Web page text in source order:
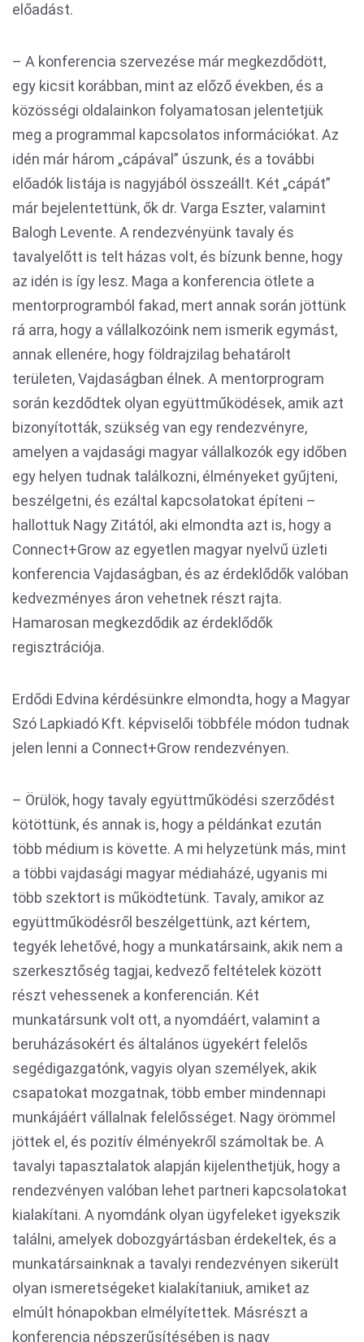
előadást.
– A konferencia szervezése már megkezdődött,
egy kicsit korábban, mint az előző években, és a
közösségi oldalainkon folyamatosan jelentetjük
meg a programmal kapcsolatos információkat. Az
idén már három „cápával” úszunk, és a további
előadók listája is nagyjából összeállt. Két „cápát”
már bejelentettünk, ők dr. Varga Eszter, valamint
Balogh Levente. A rendezvényünk tavaly és
tavalyelőtt is telt házas volt, és bízunk benne, hogy
az idén is így lesz. Maga a konferencia ötlete a
mentorprogramból fakad, mert annak során jöttünk
rá arra, hogy a vállalkozóink nem ismerik egymást,
annak ellenére, hogy földrajzilag behatárolt
területen, Vajdaságban élnek. A mentorprogram
során kezdődtek olyan együttműködések, amik azt
bizonyították, szükség van egy rendezvényre,
amelyen a vajdasági magyar vállalkozók egy időben
egy helyen tudnak találkozni, élményeket gyűjteni,
beszélgetni, és ezáltal kapcsolatokat építeni –
hallottuk Nagy Zitától, aki elmondta azt is, hogy a
Connect+Grow az egyetlen magyar nyelvű üzleti
konferencia Vajdaságban, és az érdeklődők valóban
kedvezményes áron vehetnek részt rajta.
Hamarosan megkezdődik az érdeklődők
regisztrációja.
Erdődi Edvina kérdésünkre elmondta, hogy a Magyar
Szó Lapkiadó Kft. képviselői többféle módon tudnak
jelen lenni a Connect+Grow rendezvényen.
– Örülök, hogy tavaly együttműködési szerződést
kötöttünk, és annak is, hogy a példánkat ezután
több médium is követte. A mi helyzetünk más, mint
a többi vajdasági magyar médiaházé, ugyanis mi
több szektort is működtetünk. Tavaly, amikor az
együttműködésről beszélgettünk, azt kértem,
tegyék lehetővé, hogy a munkatársaink, akik nem a
szerkesztőség tagjai, kedvező feltételek között
részt vehessenek a konferencián. Két
munkatársunk volt ott, a nyomdáért, valamint a
beruházásokért és általános ügyekért felelős
segédigazgatónk, vagyis olyan személyek, akik
csapatokat mozgatnak, több ember mindennapi
munkájáért vállalnak felelősséget. Nagy örömmel
jöttek el, és pozitív élményekről számoltak be. A
tavalyi tapasztalatok alapján kijelenthetjük, hogy a
rendezvényen valóban lehet partneri kapcsolatokat
kialakítani. A nyomdánk olyan ügyfeleket igyekszik
találni, amelyek dobozgyártásban érdekeltek, és a
munkatársainknak a tavalyi rendezvényen sikerült
olyan ismeretségeket kialakítaniuk, amiket az
elmúlt hónapokban elmélyítettek. Másrészt a
konferencia népszerűsítésében is nagy